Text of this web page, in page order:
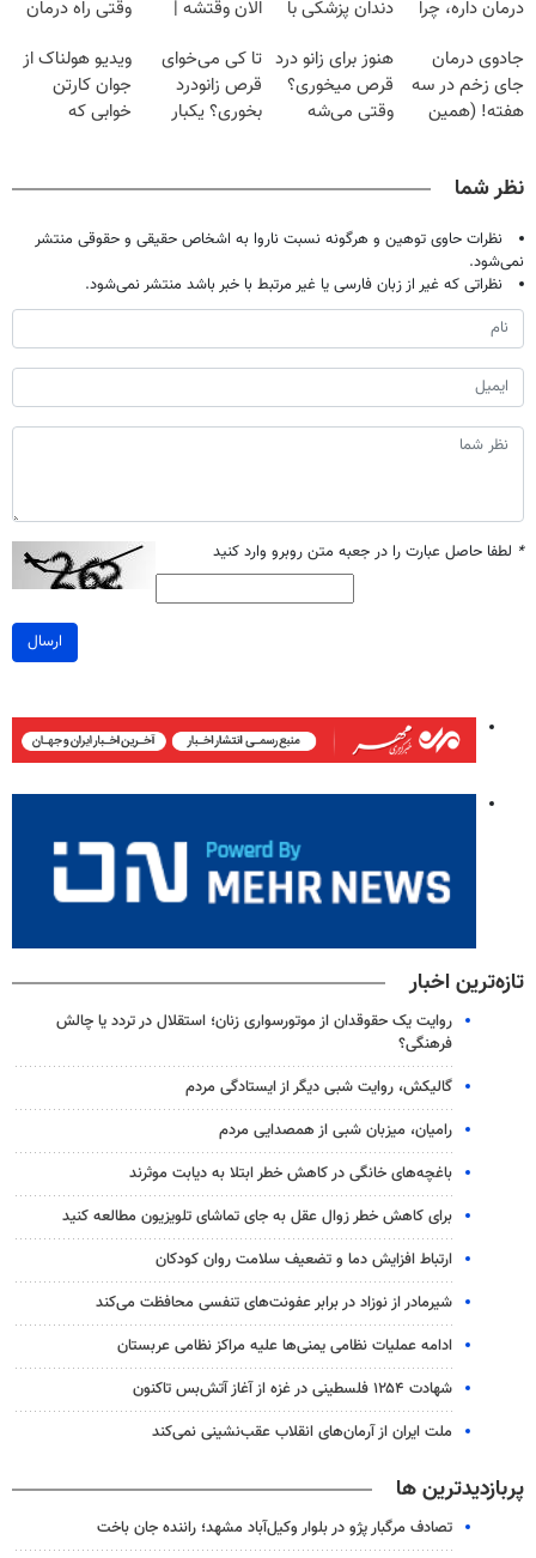
درمان داره، چرا
تحمل میکنی؟❗
دندان پزشکی با
خانگی
الان وقتشه |
میلیون تومان!!!
وقتی راه درمان
جادوی درمان
جای زخم در سه
هفته! (همین
هنوز برای زانو درد
قرص میخوری؟
وقتی می‌شه
تا کی می‌خوای
قرص زانودرد
بخوری؟ یکبار
ویدیو هولناک از
جوان کارتن
خوابی که
نظر شما
نظرات حاوی توهین و هرگونه نسبت ناروا به اشخاص حقیقی و حقوقی منتشر
نمی‌شود.
نظراتی که غیر از زبان فارسی یا غیر مرتبط با خبر باشد منتشر نمی‌شود.
* لطفا حاصل عبارت را در جعبه متن روبرو وارد کنید
ارسال
تازه‌ترین اخبار
روایت یک حقوقدان از موتورسواری زنان؛ استقلال در تردد یا چالش
فرهنگی؟
گالیکش، روایت شبی دیگر از ایستادگی مردم
رامیان، میزبان شبی از همصدایی مردم
باغچه‌های خانگی در کاهش خطر ابتلا به دیابت موثرند
برای کاهش خطر زوال عقل به جای تماشای تلویزیون مطالعه کنید
ارتباط افزایش دما و تضعیف سلامت روان کودکان
شیرمادر از نوزاد در برابر عفونت‌های تنفسی محافظت می‌کند
ادامه عملیات نظامی یمنی‌ها علیه مراکز نظامی عربستان
شهادت ۱۲۵۴ فلسطینی در غزه از آغاز آتش‌بس تاکنون
ملت ایران از آرمان‌های انقلاب عقب‌نشینی نمی‌کند
پربازدیدترین ها
تصادف مرگبار پژو در بلوار وکیل‌آباد مشهد؛ راننده جان باخت